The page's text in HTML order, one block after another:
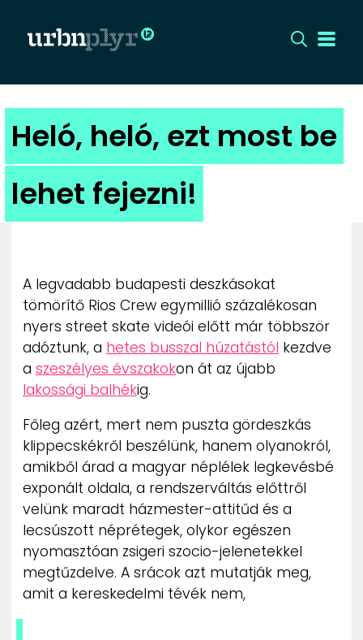
CÍMLAP
DIZÁJN
DIVAT
KULT
UTCA
ZENE
MÉDIAAJÁNLAT
IMPRESSZUM
PR-ARCHÍVUM
ADATKEZELÉSI TÁJÉKOZTATÓ
Heló, heló, ezt most be
lehet fejezni!
A legvadabb budapesti deszkásokat
tömörítő Rios Crew egymillió százalékosan
nyers street skate videói előtt már többször
adóztunk, a hetes busszal húzatástól kezdve
a szeszélyes évszakokon át az újabb
lakossági balhékig.
Főleg azért, mert nem puszta gördeszkás
klippecskékről beszélünk, hanem olyanokról,
amikből árad a magyar néplélek legkevésbé
exponált oldala, a rendszerváltás előttről
velünk maradt házmester-attitűd és a
lecsúszott néprétegek, olykor egészen
nyomasztóan zsigeri szocio-jelenetekkel
megtűzdelve. A srácok azt mutatják meg,
amit a kereskedelmi tévék nem,